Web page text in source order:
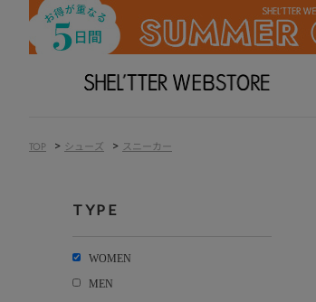
TOP > シューズ > スニーカー
TYPE
WOMEN
MEN